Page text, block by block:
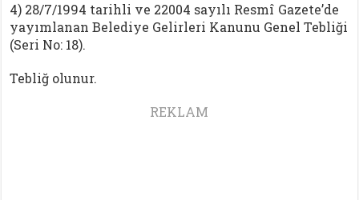
4) 28/7/1994 tarihli ve 22004 sayılı Resmî Gazete’de
yayımlanan Belediye Gelirleri Kanunu Genel Tebliği
(Seri No: 18).
Tebliğ olunur.
REKLAM